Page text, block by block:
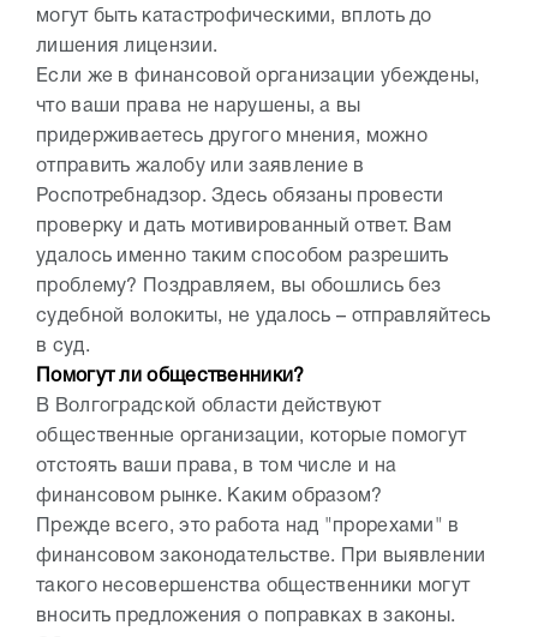
могут быть катастрофическими, вплоть до
лишения лицензии.
Если же в финансовой организации убеждены,
что ваши права не нарушены, а вы
придерживаетесь другого мнения, можно
отправить жалобу или заявление в
Роспотребнадзор. Здесь обязаны провести
проверку и дать мотивированный ответ. Вам
удалось именно таким способом разрешить
проблему? Поздравляем, вы обошлись без
судебной волокиты, не удалось – отправляйтесь
в суд.
Помогут ли общественники?
В Волгоградской области действуют
общественные организации, которые помогут
отстоять ваши права, в том числе и на
финансовом рынке. Каким образом?
Прежде всего, это работа над "прорехами" в
финансовом законодательстве. При выявлении
такого несовершенства общественники могут
вносить предложения о поправках в законы.